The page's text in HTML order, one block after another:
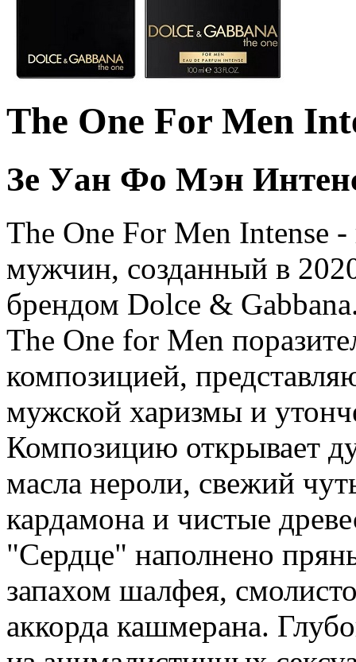
The One For Men
Зе Уан Фо Мэн
The One For Men Intense
мужчин, созданный в
брендом Dolce &
The One for Men
композицией,
мужской харизмы и
Композицию открывает
масла нероли, свежий
кардамона и чистые
"Сердце" наполнено
запахом шалфея,
аккорда кашмерана.